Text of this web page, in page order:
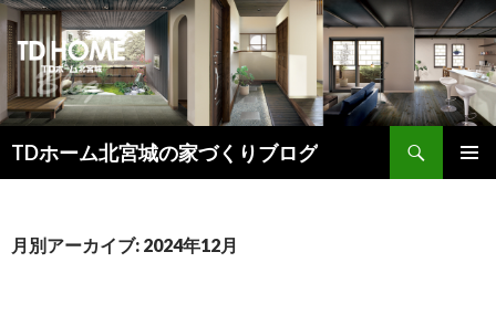
TDホーム北宮城の家づくりブログ
索
ン
月別アーカイブ: 2024年12月